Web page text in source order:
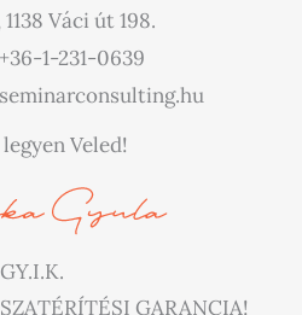
Váci út 198.
1-231-0639
Veled!
GY.I.K.
GARANCIA!